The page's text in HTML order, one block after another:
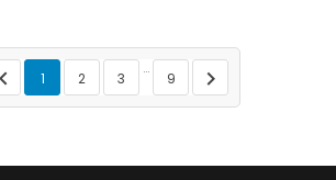
 1 2 3
…
9 